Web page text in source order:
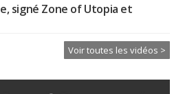
signé Zone of Utopia et
Voir toutes les vidéos >